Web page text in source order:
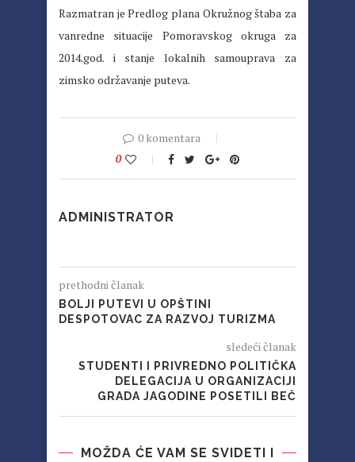
Razmatran je Predlog plana Okružnog štaba za
vanredne situacije Pomoravskog okruga za
2014.god. i stanje lokalnih samouprava za
zimsko održavanje puteva.
0 komentara
0
ADMINISTRATOR
prethodni članak
BOLJI PUTEVI U OPŠTINI
DESPOTOVAC ZA RAZVOJ TURIZMA
sledeći članak
STUDENTI I PRIVREDNO POLITIČKA
DELEGACIJA U ORGANIZACIJI
GRADA JAGODINE POSETILI BEČ
MOŽDA ĆE VAM SE SVIDETI I